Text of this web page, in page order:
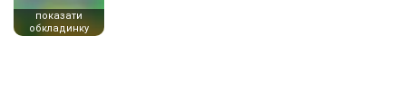
показати
обкладинку